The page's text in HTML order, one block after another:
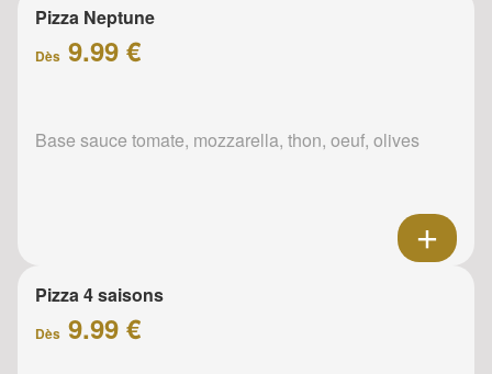
Pizza Neptune
Dès 9.99 €
Base sauce tomate, mozzarella, thon, oeuf, olives
Pizza 4 saisons
Dès 9.99 €